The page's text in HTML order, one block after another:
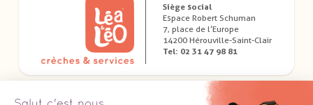
Siège social
Espace Robert Schuman
7, place de l’Europe
14200 Hérouville-Saint-Clair
Tel: 02 31 47 98 81